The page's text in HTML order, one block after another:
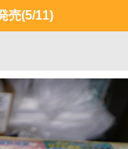
売(5/11)